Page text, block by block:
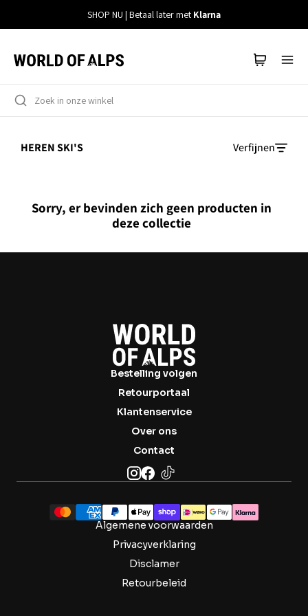
content
SHOP NU | Betaal later met Klarna
HEREN SKI'S Verfijnen
Sorry, er bevinden zich geen producten in
deze collectie
Bestelling volgen
Retourportaal
Klantenservice
Over ons
Contact
Algemene voorwaarden
Privacyverklaring
Disclamer
Retourbeleid